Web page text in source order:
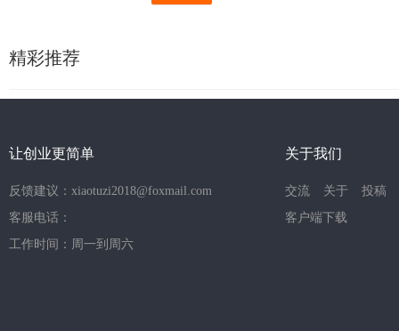
精彩推荐
让创业更简单
反馈建议：xiaotuzi2018@foxmail.com
客服电话：
工作时间：周一到周六
关于我们
交流 关于
投稿
客户端下载